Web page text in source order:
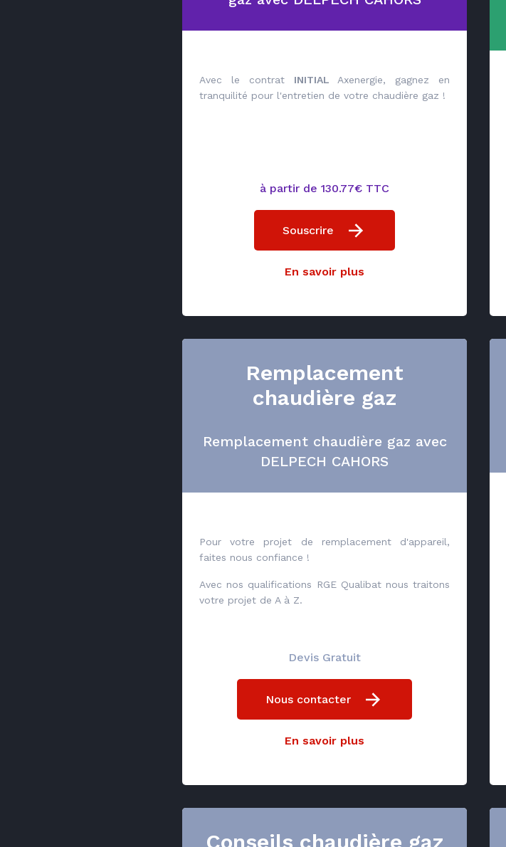
Avec le contrat INITIAL Axenergie, gagnez en
tranquilité pour l'entretien de votre chaudière gaz !
à partir de 130.77€ TTC
Souscrire
En savoir plus
Remplacement
chaudière gaz
Remplacement chaudière gaz avec
DELPECH CAHORS
Pour votre projet de remplacement d'appareil,
faites nous confiance !
Avec nos qualifications RGE Qualibat nous traitons
votre projet de A à Z.
Devis Gratuit
Nous contacter
En savoir plus
Conseils chaudière gaz